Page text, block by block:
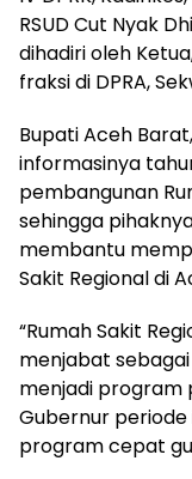
RSUD Cut Nyak
dihadiri oleh
fraksi di DPRA,
Bupati Aceh
informasinya
pembangunan
sehingga
membantu
Sakit Regional di
“Rumah Sakit
menjabat
menjadi program
Gubernur periode
program cepat